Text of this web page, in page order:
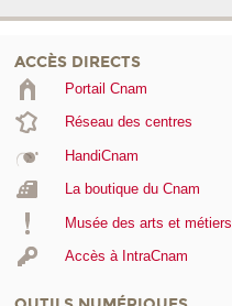
ACCÈS DIRECTS
Portail Cnam
Réseau des centres
HandiCnam
La boutique du Cnam
Musée des arts et métiers
Accès à IntraCnam